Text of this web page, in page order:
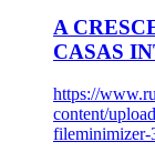
A
CASAS
https://
content/
fileminimizer-